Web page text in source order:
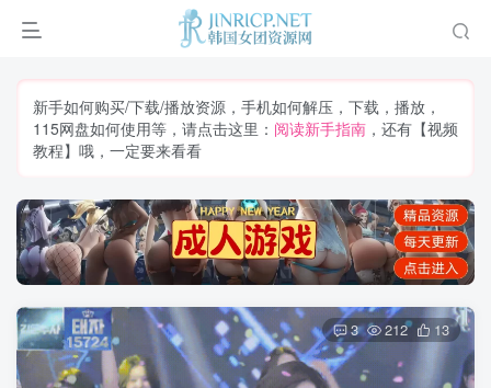
新手如何购买/下载/播放资源，手机如何解压，下载，播放，
115网盘如何使用等，请点击这里： 阅读新手指南 ，还有【视频
教程】哦，一定要来看看
3 212 13